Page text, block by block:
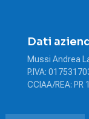
Dati
Mussi Andrea
P.IVA:
CCIAA/REA: PR